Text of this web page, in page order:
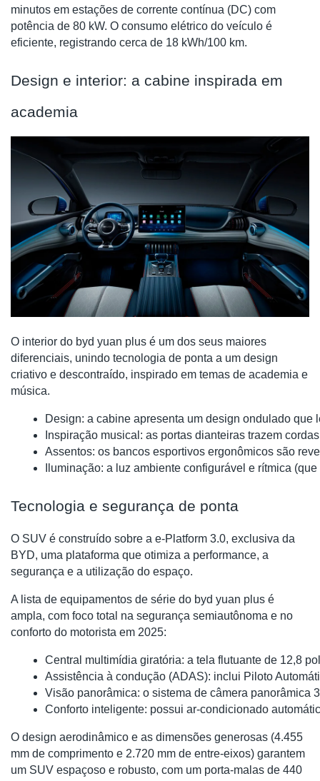
minutos em estações de corrente contínua (DC) com
potência de 80 kW. O consumo elétrico do veículo é
eficiente, registrando cerca de 18 kWh/100 km.
Design e interior: a cabine inspirada em
academia
O interior do byd yuan plus é um dos seus maiores
diferenciais, unindo tecnologia de ponta a um design
criativo e descontraído, inspirado em temas de academia e
música.
Design: a cabine apresenta um design ondulado
Inspiração musical: as portas dianteiras trazem
Assentos: os bancos esportivos ergonômicos são
Iluminação: a luz ambiente configurável e rítmica
Tecnologia e segurança de ponta
O SUV é construído sobre a e-Platform 3.0, exclusiva da
BYD, uma plataforma que otimiza a performance, a
segurança e a utilização do espaço.
A lista de equipamentos de série do byd yuan plus é
ampla, com foco total na segurança semiautônoma e no
conforto do motorista em 2025:
Central multimídia giratória: a tela flutuante de 12,8
Assistência à condução (ADAS): inclui Piloto
Visão panorâmica: o sistema de câmera panorâmica
Conforto inteligente: possui ar-condicionado
O design aerodinâmico e as dimensões generosas (4.455
mm de comprimento e 2.720 mm de entre-eixos) garantem
um SUV espaçoso e robusto, com um porta-malas de 440